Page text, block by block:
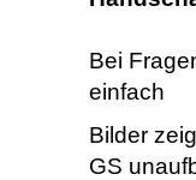
Bei
einfach
Bilder
GS